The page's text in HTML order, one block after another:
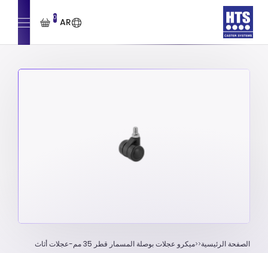
AR
0
الصفحة الرئيسية ميكرو عجلات بوصلة المسمار قطر 35 مم-عجلات أثاث